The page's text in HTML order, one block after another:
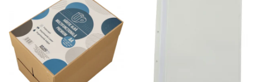
Bibliorafturi, caiete mecanice,
separatoare
Capsatoare, capse si perforatoare
Caiete si blocnotesuri
Dosare, folii protectie si mape